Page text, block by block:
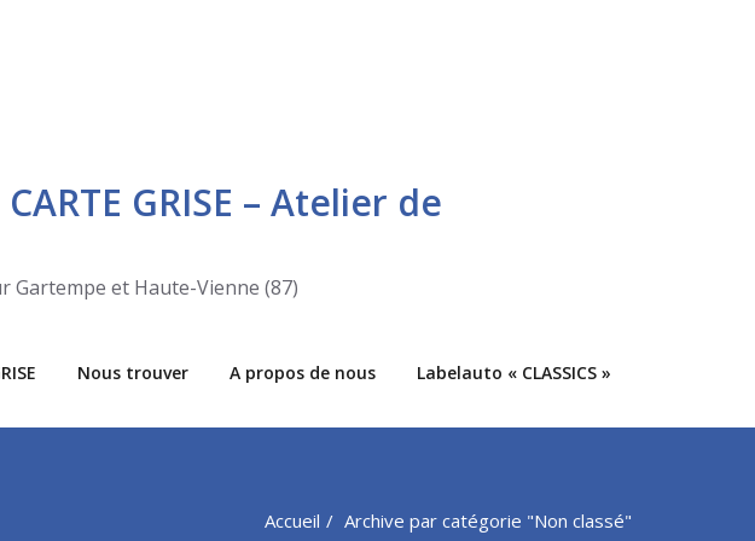
GRISE – Atelier de
Gartempe et Haute-Vienne (87)
Nous trouver A propos de nous Labelauto « CLASSICS »
Accueil Archive par catégorie "Non classé"